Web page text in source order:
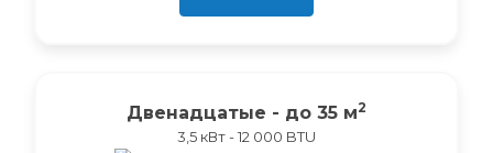
Двенадцатые - до 35 м2
3,5 кВт - 12 000 BTU